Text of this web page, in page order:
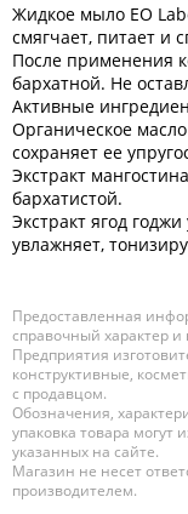
Жидкое мыло EO
смягчает, питает и
После применения
бархатной. Не
Активные
Органическое
сохраняет ее
Экстракт
бархатистой.
Экстракт ягод
увлажняет,
Предоставленная
справочный характер
Предприятия
конструктивные,
с продавцом.
Обозначения,
упаковка товара могут
указанных на сайте.
Магазин не несет
производителем.